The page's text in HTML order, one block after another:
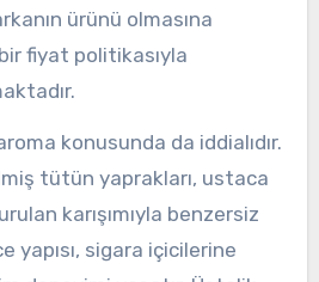
ürünü olmasına
fiyat politikasıyla
konusunda da iddialıdır.
tütün yaprakları, ustaca
karışımıyla benzersiz
yapısı, sigara içicilerine